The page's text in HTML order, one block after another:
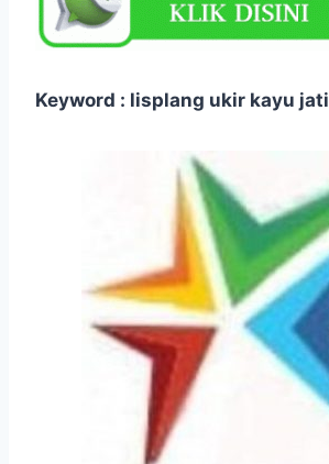
Keyword : lisplang ukir kayu jati